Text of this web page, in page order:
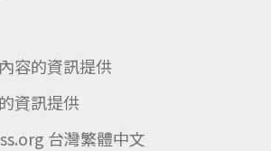
容的資訊提供
資訊提供
台灣繁體中文